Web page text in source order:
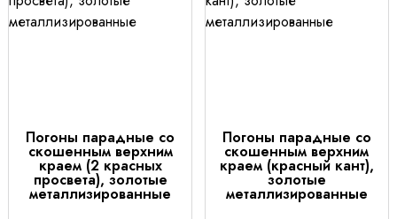
Погоны парадные со
скошенным верхним
краем (2 красных
просвета), золотые
металлизированные
Погоны парадные со
скошенным верхним
краем (красный кант),
золотые
металлизированные